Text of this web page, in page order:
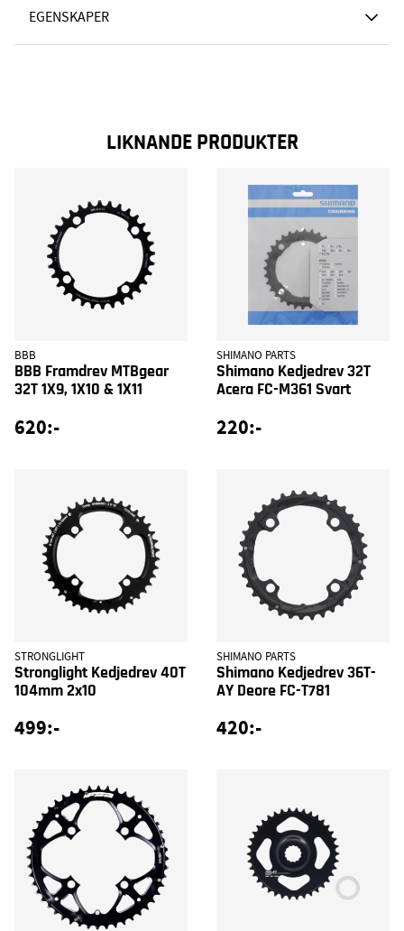
EGENSKAPER
LIKNANDE PRODUKTER
BBB
BBB Framdrev MTBgear
32T 1X9, 1X10 & 1X11
620:-
SHIMANO PARTS
Shimano Kedjedrev 32T
Acera FC-M361 Svart
220:-
STRONGLIGHT
Stronglight Kedjedrev 40T
104mm 2x10
499:-
SHIMANO PARTS
Shimano Kedjedrev 36T-
AY Deore FC-T781
420:-